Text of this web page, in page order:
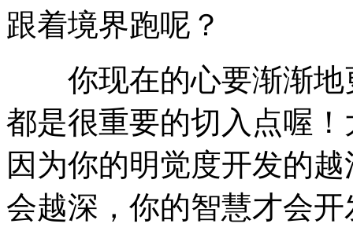
跟着境界跑呢？
你现在的心要渐渐地
都是很重要的切入点喔
因为你的明觉度开发的
会越深，你的智慧才会